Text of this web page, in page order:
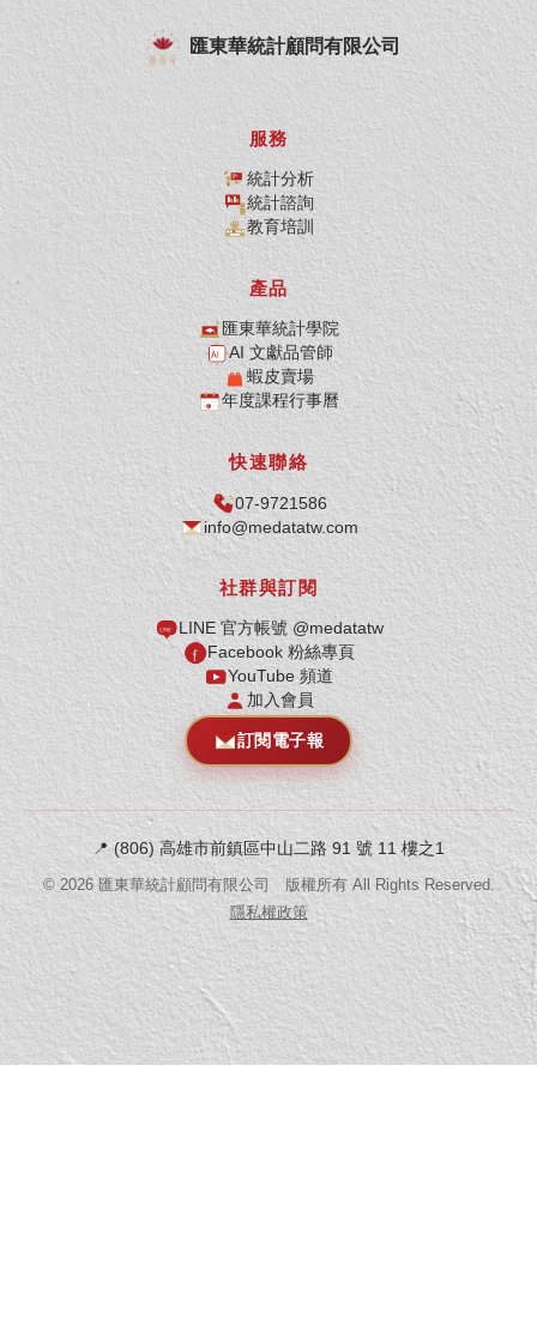
匯東華統計顧問有限公司
服務
統計分析
統計諮詢
教育培訓
產品
匯東華統計學院
AI 文獻品管師
蝦皮賣場
年度課程行事曆
快速聯絡
07-9721586
info@medatatw.com
社群與訂閱
LINE 官方帳號 @medatatw
Facebook 粉絲專頁
YouTube 頻道
加入會員
訂閱電子報
📍(806) 高雄市前鎮區中山二路 91 號 11 樓之1
© 2026匯東華統計顧問有限公司 版權所有 All Rights Reserved.
隱私權政策